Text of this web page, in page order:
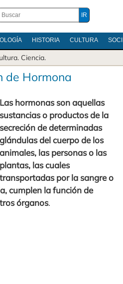
HISTORIA CULTURA
. Ciencia.
de Hormona
Las hormonas son aquellas
sustancias o productos de la
secreción de determinadas
glándulas del cuerpo de los
animales, las personas o las
plantas, las cuales
transportadas por la sangre o
cumplen la función de
órganos.